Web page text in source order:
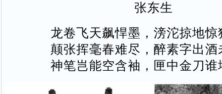
张东生
龙卷飞天飙悍墨，滂沱掠地惊
颠张挥毫春难尽，醉素字出酒
神笔岂能空含袖，匣中金刀谁